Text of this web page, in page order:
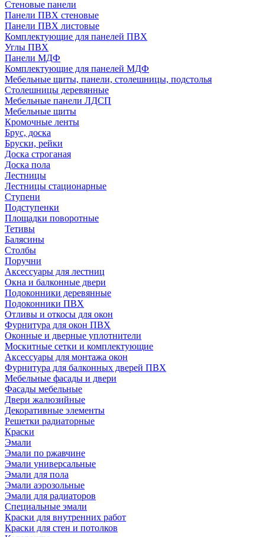
Стеновые панели
Панели ПВХ стеновые
Панели ПВХ листовые
Комплектующие для панелей ПВХ
Углы ПВХ
Панели МДФ
Комплектующие для панелей МДФ
Мебельные щиты, панели, столешницы, подстолья
Столешницы деревянные
Мебельные панели ЛДСП
Мебельные щиты
Кромочные ленты
Брус, доска
Бруски, рейки
Доска строганая
Доска пола
Лестницы
Лестницы стационарные
Ступени
Подступенки
Площадки поворотные
Тетивы
Балясины
Столбы
Поручни
Аксессуары для лестниц
Окна и балконные двери
Подоконники деревянные
Подоконники ПВХ
Отливы и откосы для окон
Фурнитура для окон ПВХ
Оконные и дверные уплотнители
Москитные сетки и комплектующие
Аксессуары для монтажа окон
Фурнитура для балконных дверей ПВХ
Мебельные фасады и двери
Фасады мебельные
Двери жалюзийные
Декоративные элементы
Решетки радиаторные
Краски
Эмали
Эмали по ржавчине
Эмали универсальные
Эмали для пола
Эмали аэрозольные
Эмали для радиаторов
Специальные эмали
Краски для внутренних работ
Краски для стен и потолков